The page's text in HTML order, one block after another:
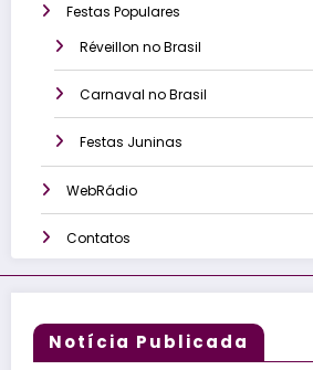
Festas Populares
Réveillon no Brasil
Carnaval no Brasil
Festas Juninas
WebRádio
Contatos
Notícia Publicada